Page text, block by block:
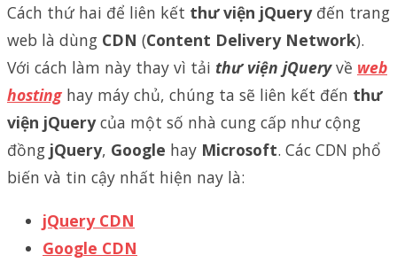
Cách thứ hai để liên kết thư viện jQueryđến trang
web là dùng CDN (Content Delivery Network).
Với cách làm này thay vì tải thư viện jQueryvề web
hosting hay máy chủ, chúng ta sẽ liên kết đến thư
viện jQuerycủa một số nhà cung cấp như cộng
đồng jQuery, Google hay Microsoft. Các CDN phổ
biến và tin cậy nhất hiện nay là:
jQuery CDN
Google CDN